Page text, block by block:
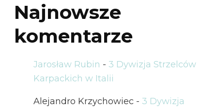
Najnowsze
komentarze
Jarosław Rubin - 3 Dywizja Strzelców
Karpackich w Italii
Alejandro Krzychowiec - 3 Dywizja